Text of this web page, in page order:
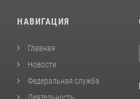
НАВИГАЦИЯ
Главная
Новости
Федеральная служба